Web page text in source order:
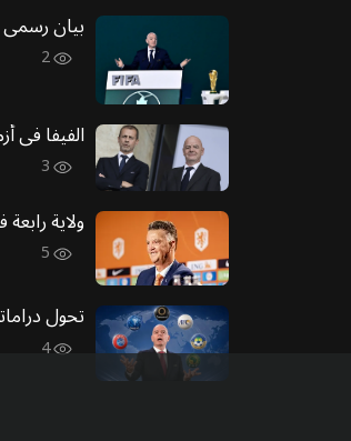
بيان رسمي
2
الفيفا في
3
ولاية
5
تحول
4